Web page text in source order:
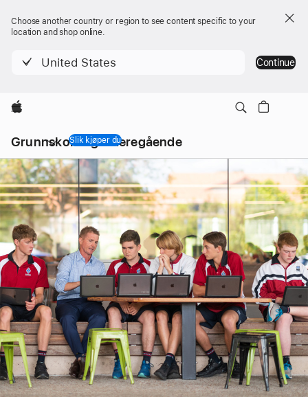
Choose another country or region to see content specific to your
location and shop online.
United States Continue
Apple
Grunnskole ogvideregående
navigering
åpne
meny
Slik kjøper du